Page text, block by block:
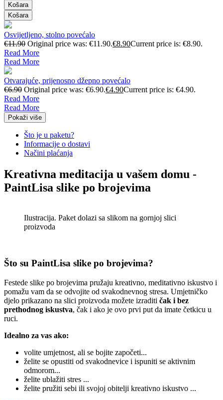
Košara
Košara
Osvijetljeno, stolno povećalo
€11.90 Original price was: €11.90.€8.90Current price is: €8.90.
Read More
Read More
Otvarajuće, prijenosno džepno povećalo
€6.90 Original price was: €6.90.€4.90Current price is: €4.90.
Read More
Read More
Pokaži više
Što je u paketu?
Informacije o dostavi
Načini plaćanja
Kreativna meditacija u vašem domu -
PaintLisa slike po brojevima
Ilustracija. Paket dolazi sa slikom na gornjoj slici
proizvoda
Što su PaintLisa slike po brojevima?
Festede slike po brojevima pružaju kreativno, meditativno iskustvo i
pomažu vam da se odvojite od svakodnevnog stresa. Umjetničko
djelo prikazano na slici proizvoda možete izraditi čak i bez
prethodnog iskustva, čak i ako je ovo prvi put da imate četkicu u
ruci.
Idealno za vas ako:
volite umjetnost, ali se bojite započeti...
želite se opustiti od svakodnevice i ispuniti se aktivnim
odmorom...
želite ublažiti stres ...
želite pružiti sebi ili svojoj obitelji kreativno iskustvo ...